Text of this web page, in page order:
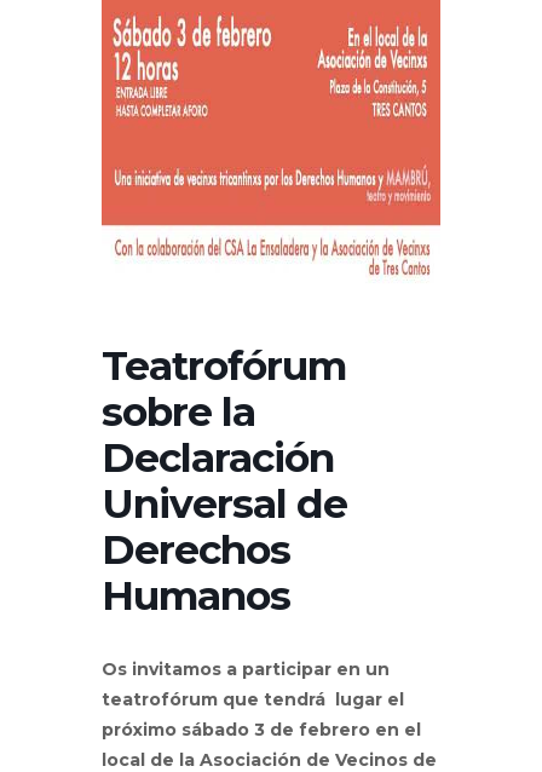
Teatrofórum
sobre la
Declaración
Universal de
Derechos
Humanos
Os invitamos a participar en un
teatrofórum que tendrá lugar el
próximo sábado 3 de febrero en el
local de la Asociación de Vecinos de